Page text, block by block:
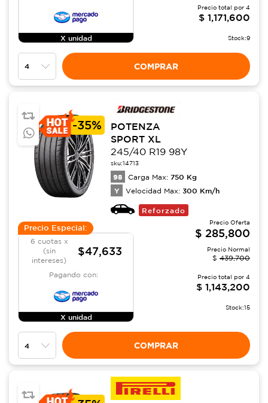
X unidad
Precio total por 4
$ 1,171,600
Stock:9
COMPRAR
-35%
POTENZA
SPORT XL
245/40 R19 98Y
sku:14713
98 Carga Max: 750 Kg
Y Velocidad Max: 300 Km/h
Reforzado
Precio Especial:
6 cuotas x
(sin
intereses)
$47,633
Pagando con:
X unidad
Precio Oferta
$ 285,800
Precio Normal
$ 439,700
Precio total por 4
$ 1,143,200
Stock:15
COMPRAR